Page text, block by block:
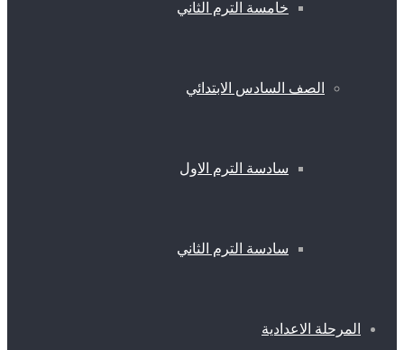
خامسة الترم الثاني
الصف السادس الابتدائي
سادسة الترم الاول
سادسة الترم الثاني
المرحلة الاعدادية